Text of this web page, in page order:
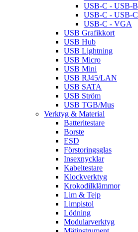
USB-C - USB-B
USB-C - USB-C
USB-C - VGA
USB Grafikkort
USB Hub
USB Lightning
USB Micro
USB Mini
USB RJ45/LAN
USB SATA
USB Ström
USB TGB/Mus
Verktyg & Material
Batteritestare
Borste
ESD
Förstoringsglas
Insexnycklar
Kabeltestare
Klockverktyg
Krokodilklämmor
Lim & Tejp
Limpistol
Lödning
Modularverktyg